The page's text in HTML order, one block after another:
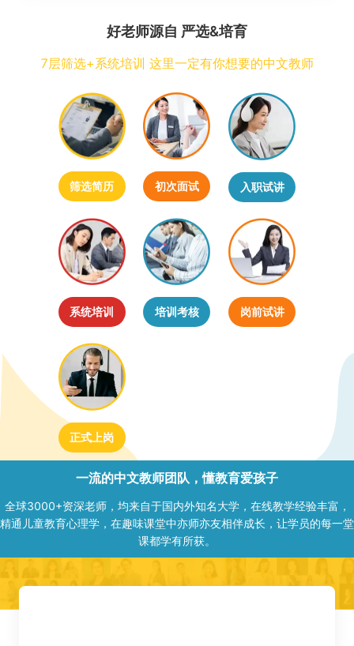
好老师源自 严选&培育
7层筛选+系统培训 这里一定有你想要的中文教师
筛选简历 初次面试 入职试讲
系统培训 培训考核 岗前试讲
正式上岗
一流的中文教师团队，懂教育爱孩子
全球3000+资深老师，均来自于国内外知名大学，在线教学经验丰富，
精通儿童教育心理学，在趣味课堂中亦师亦友相伴成长，让学员的每一堂
课都学有所获。